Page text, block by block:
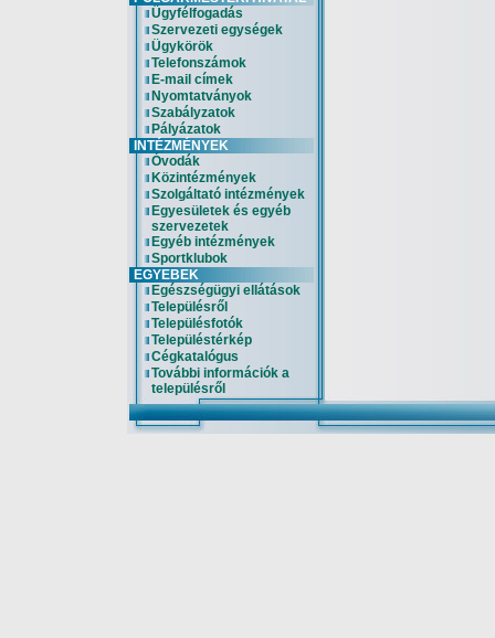
Ügyfélfogadás
Szervezeti egységek
Ügykörök
Telefonszámok
E-mail címek
Nyomtatványok
Szabályzatok
Pályázatok
INTÉZMÉNYEK
Óvodák
Közintézmények
Szolgáltató intézmények
Egyesületek és egyéb
szervezetek
Egyéb intézmények
Sportklubok
EGYEBEK
Egészségügyi ellátások
Településről
Településfotók
Településtérkép
Cégkatalógus
További információk a
településről